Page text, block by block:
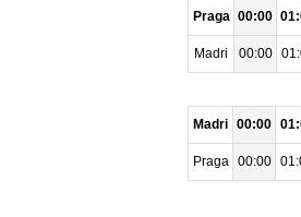
Praga 00:00
Madri 00:00
Madri 00:00
Praga 00:00